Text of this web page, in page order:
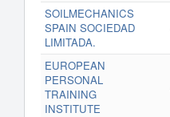
SOILMECHANICS
SPAIN SOCIEDAD
LIMITADA.
EUROPEAN
PERSONAL
TRAINING
INSTITUTE